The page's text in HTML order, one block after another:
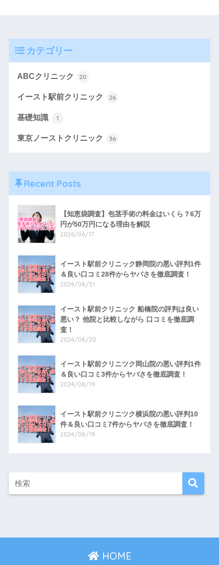
カテゴリー
ABCクリニック 20
イースト駅前クリニック 26
基礎知識 1
東京ノーストクリニック 36
Recent Posts
【知恵袋調査】包茎手術の料金はいくら？6万
円が50万円になる理由を解説
2026/06/17
イースト駅前クリニック静岡院の悪い評判1件
＆良い口コミ28件からヤバさを徹底調査！
2024/08/31
イースト駅前クリニック 船橋院の評判は良い
悪い？ 他院と比較しながら 口コミを徹底調
査！
2024/08/20
イースト駅前クリニツク岡山院の悪い評判1件
＆良い口コミ3件からヤバさを徹底調査！
2024/08/19
イースト駅前クリニツク横浜院の悪い評判10
件＆良い口コミ7件からヤバさを徹底調査！
2024/08/19
HOME